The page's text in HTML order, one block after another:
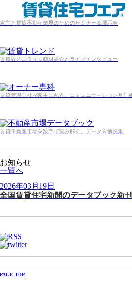
家主と賃貸不動産業界のためのセミナー＆展示会
賃貸経営に役立つ商材紹介とライブインタビュー
賃貸管理会社が家主に配る、コミュニケーション月刊
賃貸不動産市場を数字で読み解く、データ＆解説集
お知らせ
一覧へ
2026年03月19日
全国賃貸住宅新聞のデータブック新
PAGE TOP